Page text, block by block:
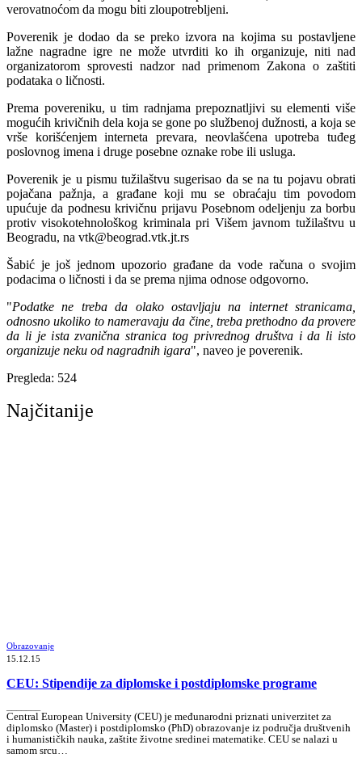
verovatnoćom da mogu biti zloupotrebljeni.
Poverenik je dodao da se preko izvora na kojima su postavljene
lažne nagradne igre ne može utvrditi ko ih organizuje, niti nad
organizatorom sprovesti nadzor nad primenom Zakona o zaštiti
podataka o ličnosti.
Prema povereniku, u tim radnjama prepoznatljivi su elementi više
mogućih krivičnih dela koja se gone po službenoj dužnosti, a koja se
vrše korišćenjem interneta prevara, neovlašćena upotreba tuđeg
poslovnog imena i druge posebne oznake robe ili usluga.
Poverenik je u pismu tužilaštvu sugerisao da se na tu pojavu obrati
pojačana pažnja, a građane koji mu se obraćaju tim povodom
upućuje da podnesu krivičnu prijavu Posebnom odeljenju za borbu
protiv visokotehnološkog kriminala pri Višem javnom tužilaštvu u
Beogradu, na vtk@beograd.vtk.jt.rs
Šabić je još jednom upozorio građane da vode računa o svojim
podacima o ličnosti i da se prema njima odnose odgovorno.
"Podatke ne treba da olako ostavljaju na internet stranicama,
odnosno ukoliko to nameravaju da čine, treba prethodno da provere
da li je ista zvanična stranica tog privrednog društva i da li isto
organizuje neku od nagradnih igara", naveo je poverenik.
Pregleda: 524
Najčitanije
Obrazovanje
15.12.15
CEU: Stipendije za diplomske i postdiplomske programe
Central European University (CEU) je međunarodni priznati univerzitet za
diplomsko (Master) i postdiplomsko (PhD) obrazovanje iz područja društvenih
i humanističkih nauka, zaštite životne sredinei matematike. CEU se nalazi u
samom srcu…